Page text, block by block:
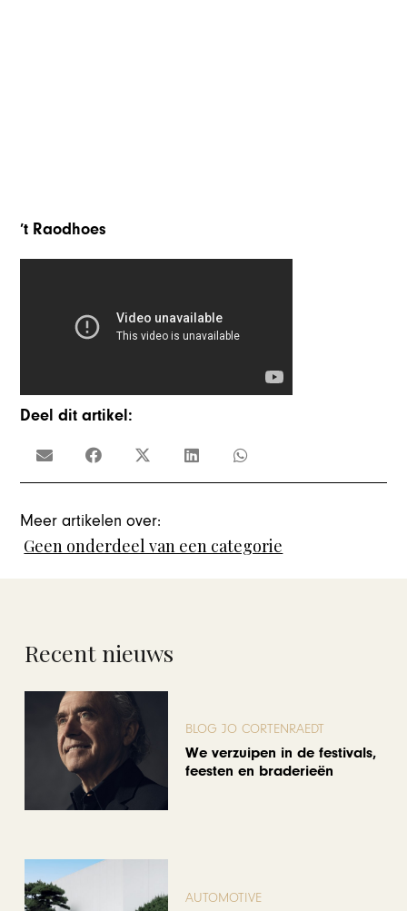
’t Raodhoes
Deel dit artikel:
Meer artikelen over:
Geen onderdeel van een categorie
Recent nieuws
BLOG JO CORTENRAEDT
We verzuipen in de festivals,
feesten en braderieën
AUTOMOTIVE